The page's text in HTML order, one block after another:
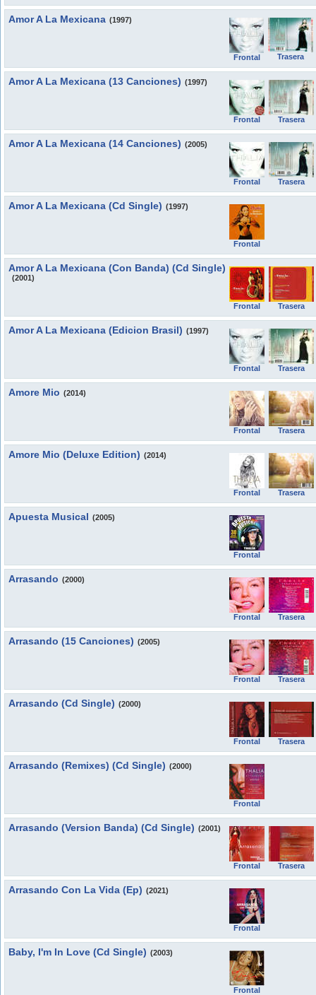
Amor A La Mexicana (1997)
Frontal Trasera
Amor A La Mexicana (13 Canciones) (1997)
Frontal Trasera
Amor A La Mexicana (14 Canciones) (2005)
Frontal Trasera
Amor A La Mexicana (Cd Single) (1997)
Frontal
Amor A La Mexicana (Con Banda) (Cd Single)
(2001)
Frontal Trasera
Amor A La Mexicana (Edicion Brasil) (1997)
Frontal Trasera
Amore Mio (2014)
Frontal Trasera
Amore Mio (Deluxe Edition) (2014)
Frontal Trasera
Apuesta Musical (2005)
Frontal
Arrasando (2000)
Frontal Trasera
Arrasando (15 Canciones) (2005)
Frontal Trasera
Arrasando (Cd Single) (2000)
Frontal Trasera
Arrasando (Remixes) (Cd Single) (2000)
Frontal
Arrasando (Version Banda) (Cd Single) (2001)
Frontal Trasera
Arrasando Con La Vida (Ep) (2021)
Frontal
Baby, I'm In Love (Cd Single) (2003)
Frontal